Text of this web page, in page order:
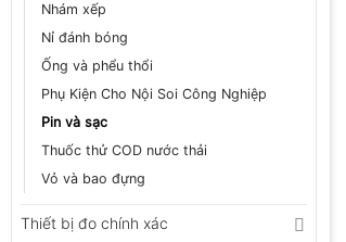
Nhám xếp
Nỉ đánh bóng
Ống và phểu thổi
Phụ Kiện Cho Nội Soi Công Nghiệp
Pin và sạc
Thuốc thử COD nước thải
Vỏ và bao đựng
Thiết bị đo chính xác